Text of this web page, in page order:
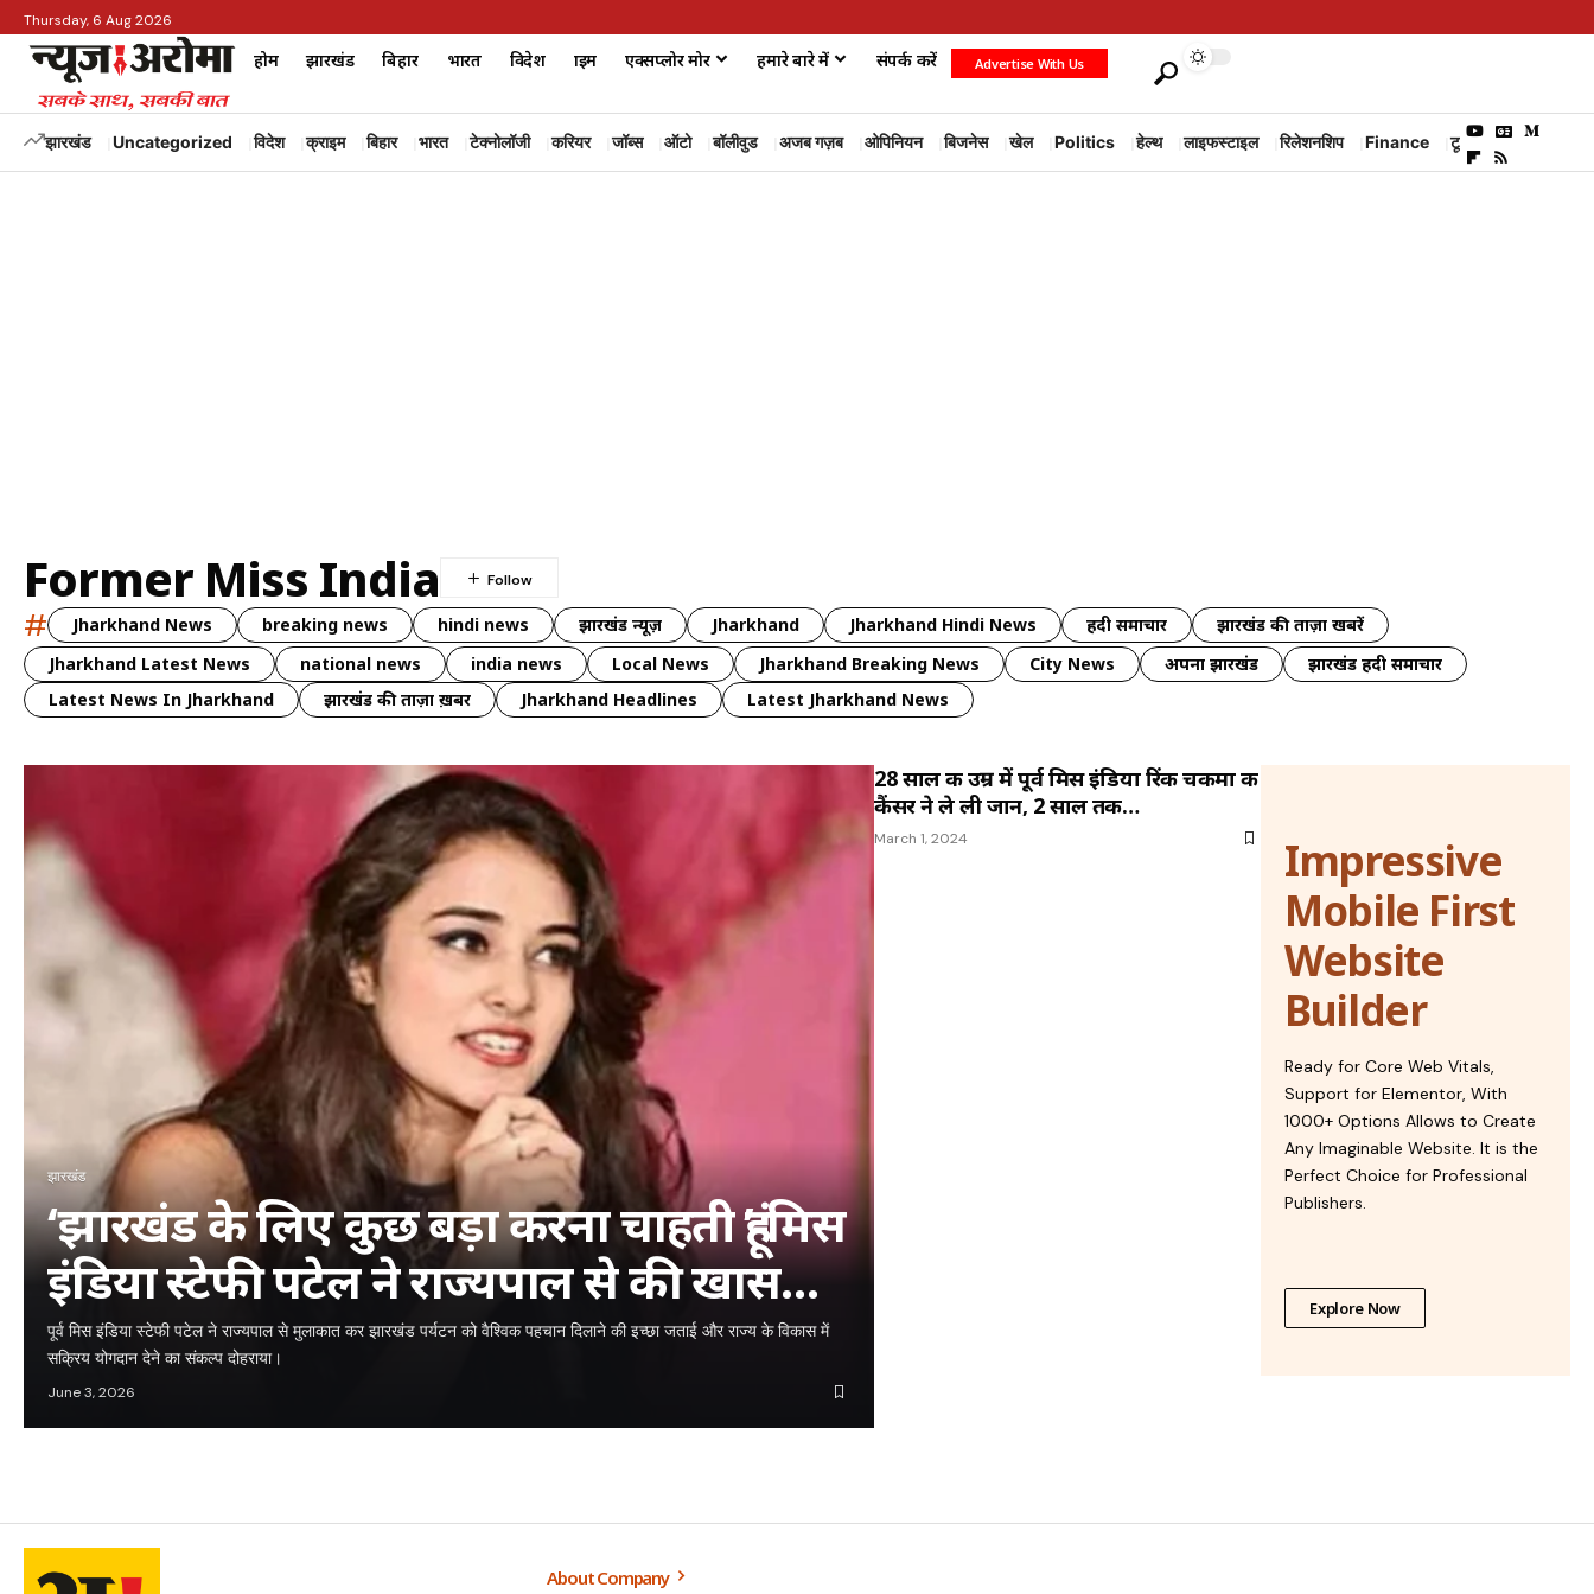
Thursday, 6 Aug 2026
होम झारखंड बिहार भारत विदेश क्राइम एक्सप्लोर मोर हमारे बारे में संपर्क करें Advertise With Us
झारखंड Uncategorized विदेश क्राइम बिहार भारत टेक्नोलॉजी करियर जॉब्स ऑटो बॉलीवुड अजब गज़ब ओपिनियन बिजनेस खेल Politics हेल्थ लाइफस्टाइल रिलेशनशिप Finance टूरिज्म
Former Miss India
# Jharkhand News breaking news hindi news झारखंड न्यूज़ Jharkhand Jharkhand Hindi News हिंदी समाचार
झारखंड की ताज़ा खबरें
Jharkhand Latest News
national news india news Local News Jharkhand Breaking News City News अपना झारखंड
झारखंड हिंदी समाचार
Latest News In Jharkhand
झारखंड की ताज़ा ख़बर Jharkhand Headlines Latest Jharkhand News
झारखंड
‘झारखंड के लिए कुछ बड़ा करना चाहती हूं’-मिस
इंडिया स्टेफी पटेल ने राज्यपाल से की खास
मुलाकात, पर्यटन को लेकर साझा किया विजन
पूर्व मिस इंडिया स्टेफी पटेल ने राज्यपाल से मुलाकात कर झारखंड पर्यटन को वैश्विक पहचान दिलाने की इच्छा जताई और राज्य के विकास में
सक्रिय योगदान देने का संकल्प दोहराया।
June 3, 2026
28 साल की उम्र में पूर्व मिस इंडिया रिंकी चकमा की
कैंसर ने ले ली जान, 2 साल तक…
March 1, 2024
Impressive
Mobile First
Website
Builder
Ready for Core Web Vitals,
Support for Elementor, With
1000+ Options Allows to Create
Any Imaginable Website. It is the
Perfect Choice for Professional
Publishers.
Explore Now
About Company